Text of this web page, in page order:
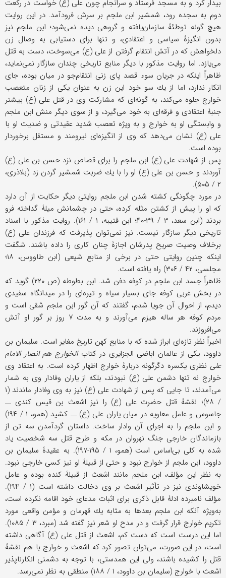
بيدار كرد و به مسجد فرستاد و سرانجام چون علی (ع) خواست در ركعت
دوم به سجده رود، شمشير ابن ملجم بر سرش فرودآمد. در اين روايت
هيچ گونه توطئۀ سازمان‌يافته و گروهی ديده نمی‌شود؛ ابن ملجم نيز
بدون انگيزۀ سياسی و اعتقادی، و تنها برای دستيابی به وصال زن
دلخواهش كه در آتش انتقام گرفتن از علی (ع) می‌سوخت، دست به قتل
می‌يازد. اما روايت مذكور با ديگر منابع تاريخی چندان سازگار نمی‌نمايد،
ظاهراً اينكه در جريان سوء قصد پای زنی انتقام‌جو در ميان بوده، جای
انكار ندارد، اما از يك سو خود اين زن به عنوان يكی از زنان متعصب
خوارج جلوه می‌كند، به گونه‌ای كه مشاركت وی در قتل علی (ع) بيشتر
جنبۀ اعتقادی و فرقه‌ای به خود می‌گيرد، و از سوی ديگر منش ابن ملجم
و وابستگی او به خوارج و به ويژه تعصب شديد عقيدتی و ضديت او با
علی (ع) نشان می‌دهد كه وی از انگيزه‌ای نيرومند و مستقل برخوردار
بوده است.
پس از شهادت علی (ع) ابن ملجم را برای قصاص نزد حسن بن علی (ع)
آوردند و حسن بن علی (ع) او را با يك ضربت شمشير گردن زد (بلاذری،
۲ / ۵۰۵).
در مورد چگونگی كشته شدن ابن ملجم روايتی ديگر حكايت از آن دارد
كه او را پيش از كشتن مثله كرده، حتى در چشمانش ميلۀ گداخته فرو
بردند (ابن سعد، ۳ / ۳۹-۴۰؛ ابن قتيبه، ۱ / ۱۶۱). روايت مذكور با اسناد
تاريخی ديگر سازگار نيست. نيز نمی‌توان پذيرفت كه فرزندان علی (ع)
برخلاف وصيت صريح پدرشان اجازۀ چنان كاری را داده باشند. شگفت
اينكه چنين روايتی حتی در برخی از منابع شيعی (ابن طاووس، ۱۸؛
مجلسی، ۴۲ / ۳۰۶) راه يافته است.
ظاهراً جسد ابن ملجم در كوفه دفن شد. ابن بطوطه (ص ۲۲۰) گويد كه
در بخش غربی كوفه جای بسيار سياه و تيره‌ای را در ميدانگاه سفيدی
ديدم، از احوال آن جويا شدم، گفتند كه آن گور ابن ملجم شقی است و
مردم كوفه هر ساله هيزم می‌آورند و به مدت ۷ روز بر گور او آتش
می‌افروزند.
اخيراً نظر تازه‌ای ابراز شده كه با منابع كهن تاريخ مغاير است. سليمان بن
داوود، يكی از عالمان اباضی الجزايری در كتاب الخوارج هم انصار الامام
علی نظری يكسره دگرگونه دربارۀ خوارج اظهار كرده است. به اعتقاد وی
خوارج نه تنها دشمن علی (ع) نبودند، بلكه از ياران وفادار وی به شمار
می‌آمدند، تا جايی كه پس از شهادت علی (ع) نيز به وی وفادار ماندند (۱
/ ۲۸)؛ نقشۀ قتل حضرت علی (ع) را نيز اشعث بن قيس كندی ــ
جاسوس و عامل معاويه در ميان ياران علی (ع) ــ كشيد (همو، ۱ / ۱۹۴)
و ابن ملجم را به اجرای آن وادار ساخت. داستان گردآمدن سه تن از
بازماندگان خارجی جنگ نهروان در مكه و طرح قتل سه شخصيت ياد
شده به كلی بی‌اساس است (همو، ۱ / ۱۹۵-۱۹۷). به عقيدۀ سليمان بن
داوود، ابن ملجم از خوارج نبود و حتی از قبيلۀ او نيز كسی خارجی نبود.
به نظر اين مؤلف، ابن ملجم مانند اشعث از قبيلۀ كنده بوده و عامل
خويشاوندی نيز در تأثير اشعث بر وی دخالت داشته است (۱ / ۱۹۴).
مؤلف نامبرده ادلۀ قابل ذكری برای اثبات مدعای خود اقامه نكرده است،
به‌ويژه آنكه ابن ملجم بعدها به مثابه يك قهرمان و مؤمن واقعی مورد
تكريم خوارج قرار گرفت و در مدح او شعر نيز گفته شد (مبرد، ۳ / ۱۰۸۵).
اما اين درست است كه دست كم، اشعث از قتل علی (ع) آگاهی داشته
است، در اين صورت، می‌توان تصور كرد كه اشعث و خوارج با هم نقشۀ
قتل را كشيده باشند، ولی اين همدستی، با توجه به دشمنی انكار‌ناپذير
اشعث با خوارج (سليمان بن داوود، ۱ / ۱۸۸) منطقی به نظر نمی‌رسد.